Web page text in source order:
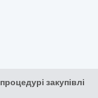
закупівлі